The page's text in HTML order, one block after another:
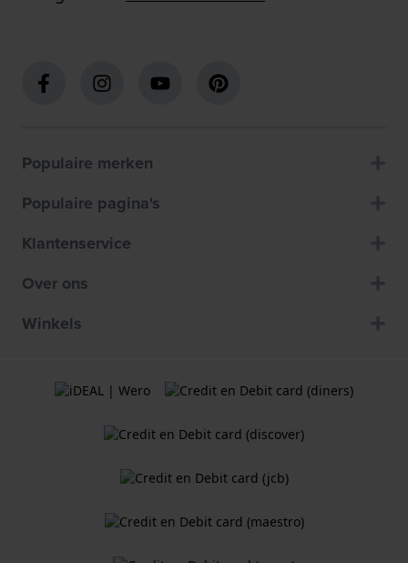
Populaire merken
Populaire pagina's
Klantenservice
Over ons
Winkels